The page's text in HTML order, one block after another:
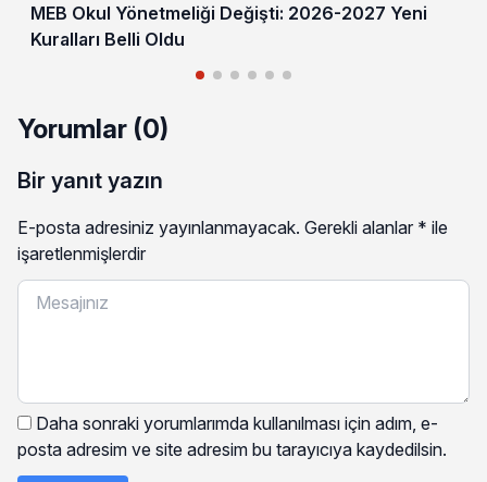
MEB Okul Yönetmeliği Değişti: 2026-2027 Yeni
Kuralları Belli Oldu
Yorumlar (0)
Bir yanıt yazın
E-posta adresiniz yayınlanmayacak. Gerekli alanlar * ile
işaretlenmişlerdir
Daha sonraki yorumlarımda kullanılması için adım, e-
posta adresim ve site adresim bu tarayıcıya kaydedilsin.